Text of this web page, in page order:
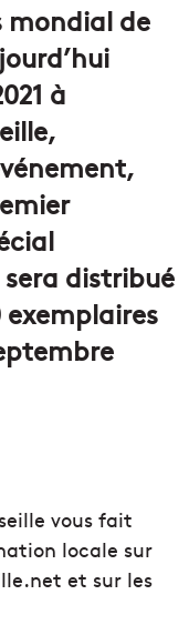
mondial de
à
distribué
vous fait
locale sur
et sur les